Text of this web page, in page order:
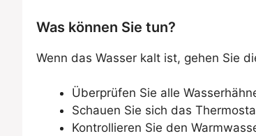
Was können Sie tun?
Wenn das Wasser kalt ist, gehen Sie
Überprüfen Sie alle
Schauen Sie sich das
Kontrollieren Sie den